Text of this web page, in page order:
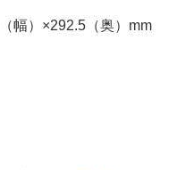
）×292.5（奥）mm